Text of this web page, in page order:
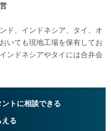
ド、インドネシア、タイ、オ
いても現地工場を保有してお
ンドネシアやタイには合弁会
トに相談できる
える